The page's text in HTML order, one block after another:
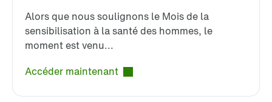
Alors que nous soulignons le Mois de la
sensibilisation à la santé des hommes, le
moment est venu...
Accéder maintenant